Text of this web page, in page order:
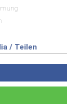
/ Teilen